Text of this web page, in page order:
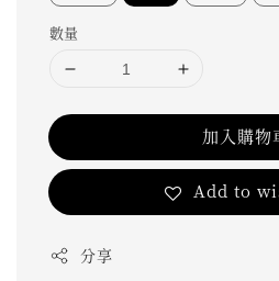
數量
加入購物
Add to
分享